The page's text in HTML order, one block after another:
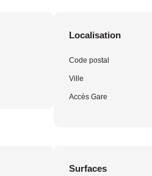
Localisation
Code postal
Ville
Accès Gare
Surfaces